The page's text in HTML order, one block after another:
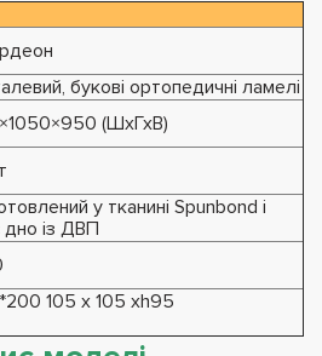
букові ортопедичні ламелі
(ШхГхВ)
у тканині Spunbond і
дно із ДВП
105 х 105 хh95